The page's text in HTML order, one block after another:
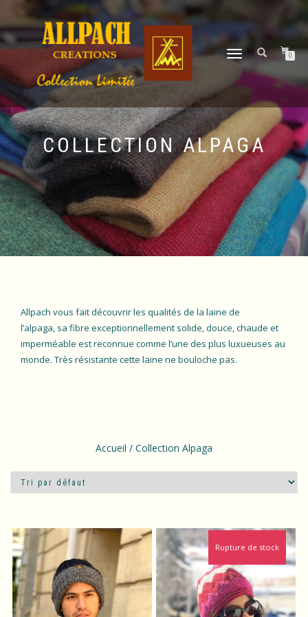
DÉPLIER
NAVIGATION
0
COLLECTION ALPAGA
Allpach vous fait découvrir les qualités de la laine de
l’alpaga, sa fibre exceptionnellement solide, douce, chaude et
imperméable est reconnue comme l’une des plus luxueuses au
monde. Très résistante cette laine ne bouloche pas.
Accueil / Collection Alpaga
Rupture de stock